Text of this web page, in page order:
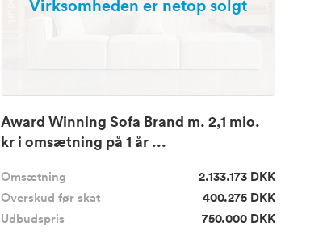
Virksomheden er netop solgt
Award Winning Sofa Brand m. 2,1 mio.
kr i omsætning på 1 år ...
Omsætning
2.133.173 DKK
Overskud før skat
400.275 DKK
Udbudspris
750.000 DKK